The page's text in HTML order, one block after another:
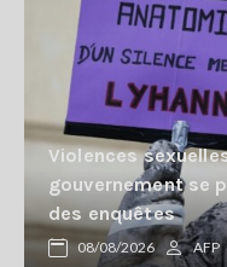
Violences
gouvernement se
des enquêtes
08/08/2026
AFP